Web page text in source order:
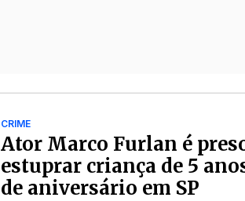
CRIME
Ator Marco Furlan é
estuprar criança de 5
de aniversário em SP